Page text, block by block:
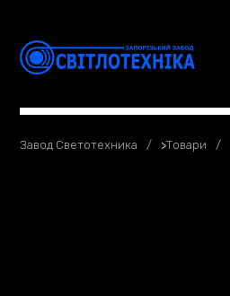
Завод Светотехника >Товари